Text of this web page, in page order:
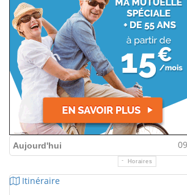
Aujourd'hui
Horaires
Itinéraire